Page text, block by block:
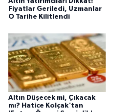
Fiyatlar Geriledi, Uzmanlar
O Tarihe Kilitlendi
Altın Düşecek mi, Çıkacak
mı? Hatice Kolçak'tan